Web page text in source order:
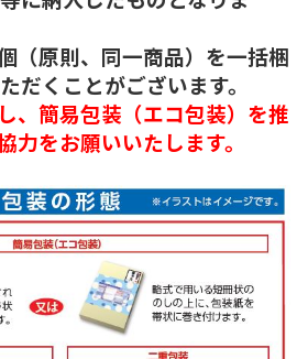
（原則、同一商品）を一括梱
だくことがございます。
、簡易包装（エコ包装）を推
力をお願いいたします。